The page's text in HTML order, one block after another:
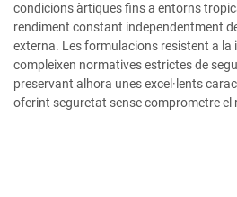
condicions àrtiques fins a entorns
rendiment constant independentment
externa. Les formulacions resistent a la
compleixen normatives estrictes de
preservant alhora unes excel·lents
oferint seguretat sense comprometre el